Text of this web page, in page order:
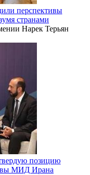
перспективы
странами
Нарек Терьян
позицию
МИД Ирана